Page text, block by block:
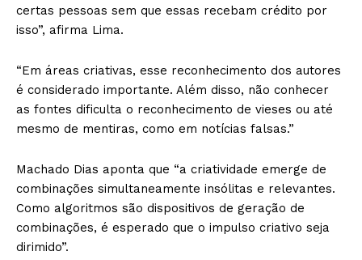
certas pessoas sem que essas recebam crédito por
isso”, afirma Lima.
“Em áreas criativas, esse reconhecimento dos autores
é considerado importante. Além disso, não conhecer
as fontes dificulta o reconhecimento de vieses ou até
mesmo de mentiras, como em notícias falsas.”
Machado Dias aponta que “a criatividade emerge de
combinações simultaneamente insólitas e relevantes.
Como algoritmos são dispositivos de geração de
combinações, é esperado que o impulso criativo seja
dirimido”.